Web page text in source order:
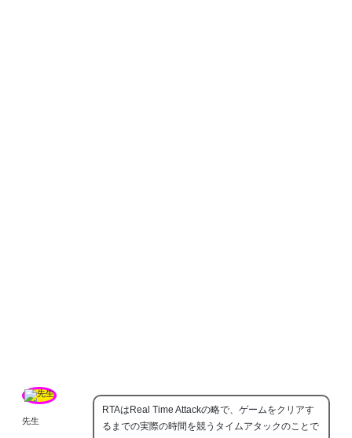
先生
RTAはReal Time Attackの略で、ゲームをクリアす
るまでの実際の時間を競うタイムアタックのことで